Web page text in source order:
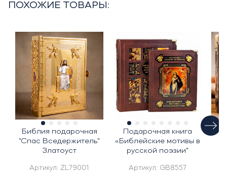
ПОХОЖИЕ ТОВАРЫ:
Библия подарочная
"Спас Вседержитель"
Златоуст
Артикул: ZL79001
Подарочная книга
«Библейские мотивы в
русской поэзии"
Артикул: GB8557